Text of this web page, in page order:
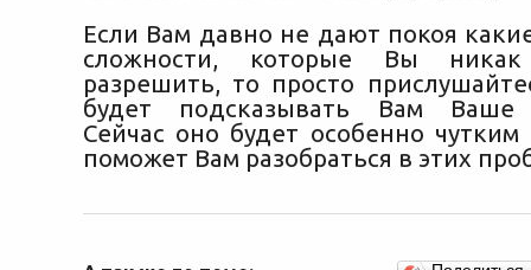
Если Вам давно не дают покоя
сложности, которые Вы
разрешить, то просто
будет подсказывать Вам Ваше
Сейчас оно будет особенно
поможет Вам разобраться в этих